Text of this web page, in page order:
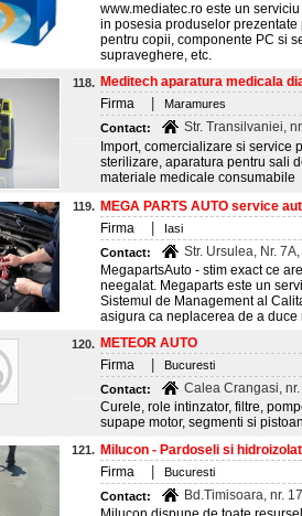
www.mediatec.ro este un
in posesia produselor
pentru copii, componente PC si
supraveghere, etc.
118. Meditech aparatura medicala
Firma
Maramures
Contact:
Str. Transilvaniei,
Import, comercializare si service
sterilizare, aparatura pentru sali
materiale medicale consumabile
119. MEGA PARTS AUTO service
Firma
Iasi
Contact:
Str. Ursulea, Nr.
MegapartsAuto - stim exact ce
neegalat. Megaparts este un
Sistemul de Management al
asigura ca neplacerea de a
120. METEOR AUTO
Firma
Bucuresti
Contact:
Calea Crangasi, nr.
Curele, role intinzator, filtre,
supape motor, segmenti si
121. Milucon - Pardoseli si
Firma
Bucuresti
Contact:
Bd.Timisoara, nr.